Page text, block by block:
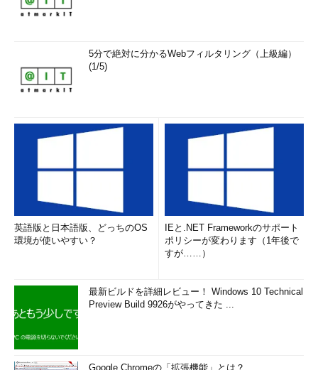
5分で絶対に分かるWebフィルタリング（上級編）
(1/5)
英語版と日本語版、どっちのOS
環境が使いやすい？
IEと.NET Frameworkのサポート
ポリシーが変わります（1年後で
すが……）
最新ビルドを詳細レビュー！ Windows 10 Technical
Preview Build 9926がやってきた ...
Google Chromeの「拡張機能」とは？